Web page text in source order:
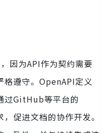
因为API作为契约需要
格遵守。OpenAPI定义
过GitHub等平台的
促进文档的协作开发。